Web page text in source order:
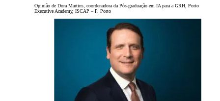
Opinião de Dora Martins, coordenadora da Pós-graduação em IA para a GRH, Porto
Executive Academy, ISCAP – P. Porto